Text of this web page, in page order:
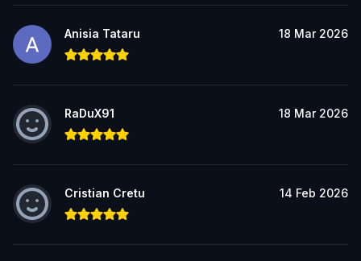
Anisia Tataru 18 Mar 2026
RaDuX91 18 Mar 2026
Cristian Cretu 14 Feb 2026